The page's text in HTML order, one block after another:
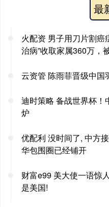
最
火配资 男子用刀片割癌
治病”收取家属360万，
云资管 陈雨菲晋级中国
迪时策略 备战世界杯！
炉
优配利 没时间了, 中方
华包围圈已经铺开
财富e99 美大使一语惊
是美国!